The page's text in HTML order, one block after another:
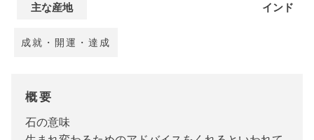
主な産地 インド
成就・開運・達成
概要
石の意味